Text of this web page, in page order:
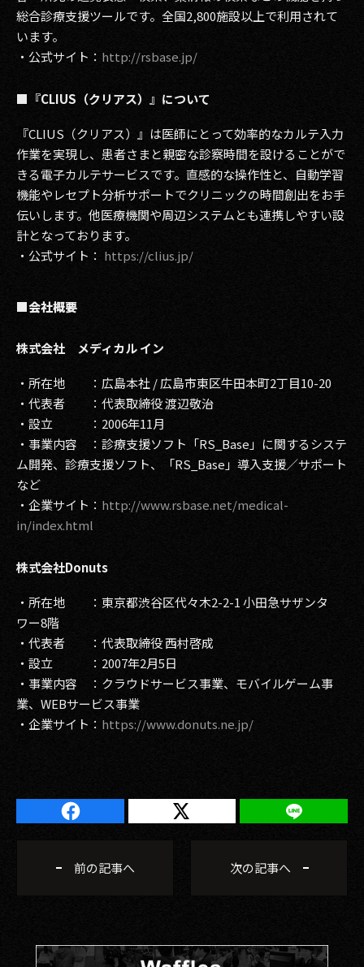
総合診療支援ツールです。全国2,800施設以上で利用されて
います。
・公式サイト： http://rsbase.jp/
■『CLIUS（クリアス）』について
『CLIUS（クリアス）』は医師にとって効率的なカルテ入力
作業を実現し、患者さまと親密な診察時間を設けることがで
きる電子カルテサービスです。直感的な操作性と、自動学習
機能やレセプト分析サポートでクリニックの時間創出をお手
伝いします。他医療機関や周辺システムとも連携しやすい設
計となっております。
・公式サイト： https://clius.jp/
■会社概要
株式会社 メディカル イン
・所在地 ： 広島本社 / 広島市東区牛田本町2丁目10-20
・代表者 ： 代表取締役渡辺敬治
・設立 ： 2006年11月
・事業内容 ： 診療支援ソフト「RS_Base」に関するシステ
ム開発、診療支援ソフト、
「RS_Base」導入支援／サポート
など
・企業サイト： http://www.rsbase.net/medical-
in/index.html
株式会社Donuts
・所在地 ：東京都渋谷区代々木2-2-1 小田急サザンタ
ワー8階
・代表者 ：代表取締役 西村啓成
・設立 ：2007年2月5日
・事業内容 ：クラウドサービス事業、モバイルゲーム事
業、WEBサービス事業
・企業サイト： https://www.donuts.ne.jp/
前の記事へ 次の記事へ